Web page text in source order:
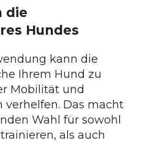
die
Hundes
kann die
Ihrem Hund zu
Mobilität und
verhelfen. Das macht
Wahl für sowohl
als auch